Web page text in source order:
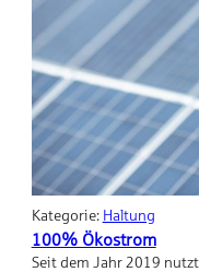
E-
Mobilität
Kategorie: Haltung
100% Ökostrom
Seit dem Jahr 2019